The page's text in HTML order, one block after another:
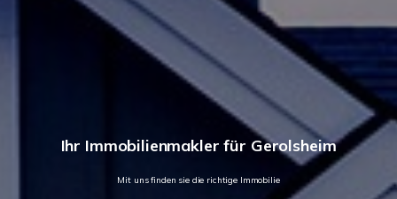
Ihr Immobilienmakler für Gerolsheim
Mit uns finden sie die richtige Immobilie